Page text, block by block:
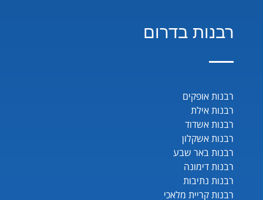
רבנות בדרום
רבנות אופקים
רבנות אילת
רבנות אשדוד
רבנות אשקלון
רבנות באר שבע
רבנות דימונה
רבנות נתיבות
רבנות קריית מלאכי